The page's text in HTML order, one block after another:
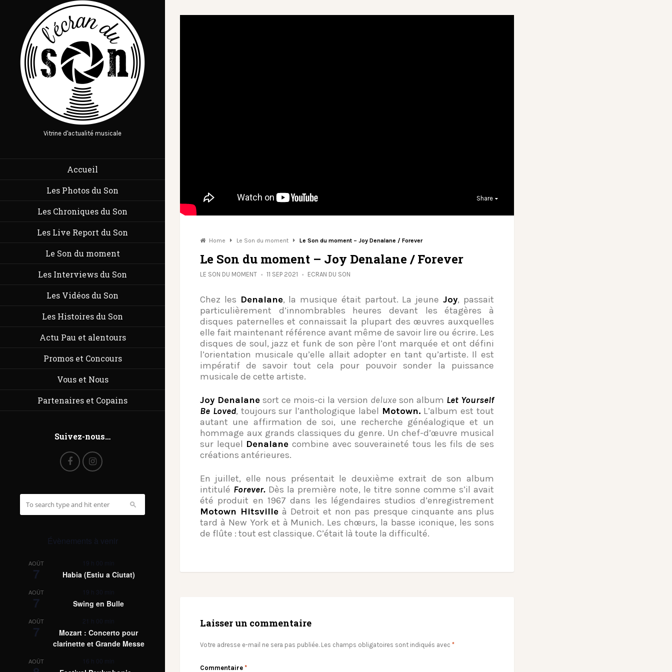
Vitrine d'actualité musicale
Accueil
Les Photos du Son
Les Chroniques du Son
Les Live Report du Son
Le Son du moment
Les Interviews du Son
Les Vidéos du Son
Les Histoires du Son
Actu Pau et alentours
Promos et Concours
Vous et Nous
Partenaires et Copains
Suivez-nous…
Évènements à venir
AOÛT
7
19 h 00 min
Habia (Estiu a Ciutat)
AOÛT
7
19 h 30 min
Swing en Bulle
AOÛT
7
21 h 00 min
Mozart : Concerto pour
clarinette et Grande Messe
AOÛT 16 h 00 min
Share
Home Le Son du moment Le Son du moment – Joy Denalane / Forever
Le Son du moment – Joy Denalane / Forever
LE SON DU MOMENT 11 SEP 2021 ECRAN DU SON
Chez les Denalane, la musique était partout. La jeuneJoy, passait
particulièrement d’innombrables heures devant les étagères à
disques paternelles et connaissait la plupart des œuvres auxquelles
elle fait maintenant référence avant même de savoir lire ou écrire. Les
disques de soul, jazz et funk de son père l’ont marquée et ont défini
l’orientation musicale qu’elle allait adopter en tant qu’artiste. Il est
impératif de savoir tout cela pour pouvoir sonder la puissance
musicale de cette artiste.
Joy Denalanesort ce mois-ci la version deluxeson album Let Yourself
Be Loved, toujours sur l’anthologique label Motown. L’album est tout
autant une affirmation de soi, une recherche généalogique et un
hommage aux grands classiques du genre. Un chef-d’œuvre musical
sur lequel Denalane combine avec souveraineté tous les fils de ses
créations antérieures.
En juillet, elle nous présentait le deuxième extrait de son album
intitulé Forever.Dès la première note, le titre sonne comme s’il avait
été produit en 1967 dans les légendaires studios d’enregistrement
Motown Hitsville à Detroit et non pas presque cinquante ans plus
tard à New York et à Munich. Les chœurs, la basse iconique, les sons
de flûte : tout est classique. C’était là toute la difficulté.
Laisser un commentaire
Votre adresse e-mail ne sera pas publiée. Les champs obligatoires sont indiqués avec *
Commentaire *